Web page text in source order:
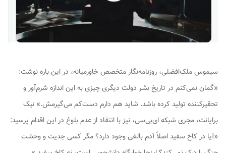
سیموس ملک‌افضلی، روزنامه‌نگار متخصص خاورمیانه، در این باره نوشت:
«گمان نمی‌کنم در تاریخ بشر دولت دیگری چیزی به این اندازه شرم‌آور و
تحقیرکننده تولید کرده باشد. شاید هم دارم دست‌کم می‌گیرمش.» نیک
برایانت، مجری شبکه ای‌بی‌سی، نیز با انتقاد از عدم بلوغ در این اقدام پرسید:
«آیا در کاخ سفید اصلاً آدم بالغی وجود دارد؟ مگر کسی جدیت و وحشت